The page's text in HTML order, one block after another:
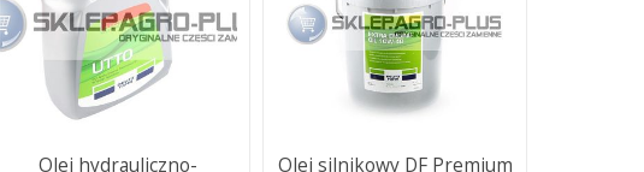
Olej hydrauliczno-
Olej silnikowy DF Premium